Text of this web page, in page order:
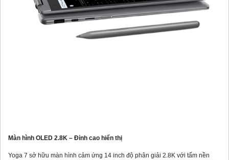
Màn hình OLED 2.8K – Đỉnh cao hiển thị
Yoga 7 sở hữu màn hình cảm ứng 14 inch độ phân giải 2.8K với tấm nền